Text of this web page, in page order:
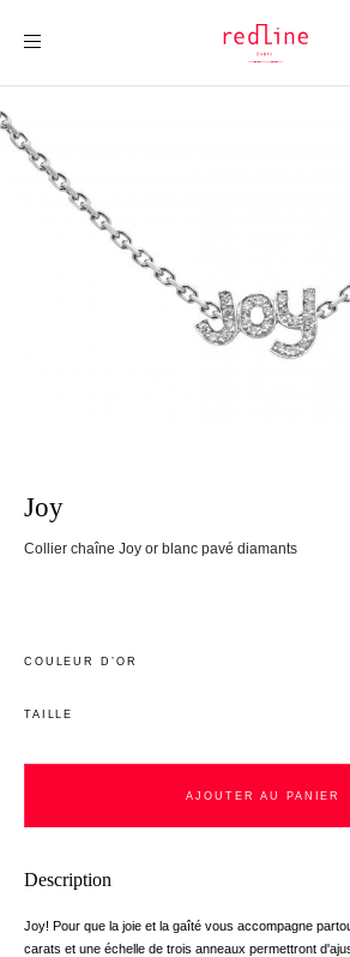
Joy
Collier chaîne Joy or blanc pavé diamants
COULEUR D’OR
TAILLE
AJOUTER AU PANIER
AJOUTER AU PANIER
Description
Joy! Pour que la joie et la gaîté vous accompagne
carats et une échelle de trois anneaux permettront